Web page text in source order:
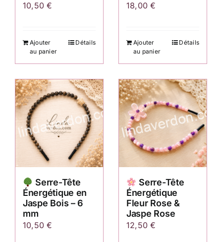
10,50€
Ajouter
au panier
Détails
18,00€
Ajouter
au panier
Détails
Serre-Tête
Énergétique en
Jaspe Bois – 6
mm
10,50€
Serre-Tête
Énergétique
Fleur Rose &
Jaspe Rose
12,50€